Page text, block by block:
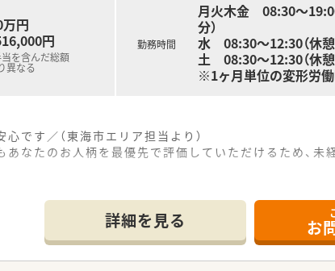
円
円
当を含んだ総額
異なる
勤務時間
月火木金 08:30～
分）
水 08:30～12:30（休憩
土 08:30～12:30（休憩
※1ヶ月単位の変形労
です／（東海市エリア担当より）
あなたのお人柄を最優先で評価していただけるため、
ついて】
徒歩12分ほどの場所に位置しており、通勤の際にはマイ
からの皮膚科処方箋をメインに応需しており、1日あた
まで、水曜日と土曜日は午前中のみの営業となっており
詳細を見る お